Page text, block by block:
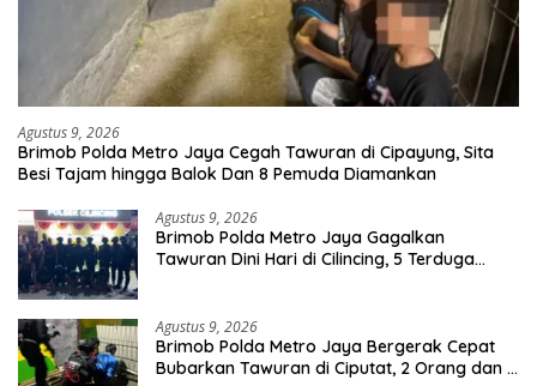
Agustus 9, 2026
Brimob Polda Metro Jaya Cegah Tawuran di Cipayung, Sita
Besi Tajam hingga Balok Dan 8 Pemuda Diamankan
Agustus 9, 2026
Brimob Polda Metro Jaya Gagalkan
Tawuran Dini Hari di Cilincing, 5 Terduga
Agustus 9, 2026
Brimob Polda Metro Jaya Bergerak Cepat
Bubarkan Tawuran di Ciputat, 2 Orang dan 3